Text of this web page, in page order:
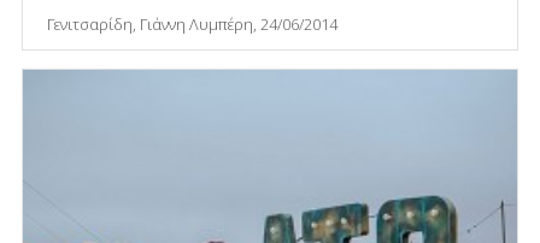
Γενιτσαρίδη, Γιάννη Λυμπέρη, 24/06/2014